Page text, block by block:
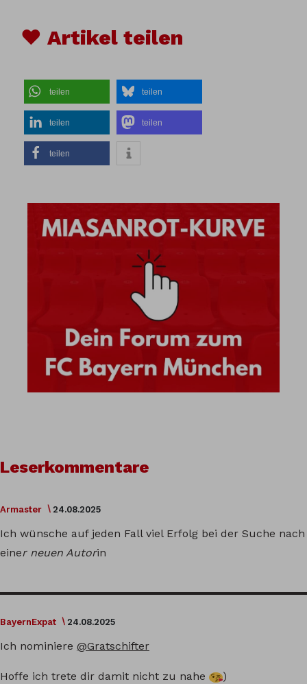
♥ Artikel teilen
teilen teilen
teilen teilen
teilen
Leserkommentare
Armaster 24.08.2025
Ich wünsche auf jeden Fall viel Erfolg bei der Suche nach
einer neuen Autorin
BayernExpat 24.08.2025
Ich nominiere @Gratschifter
Hoffe ich trete dir damit nicht zu nahe )